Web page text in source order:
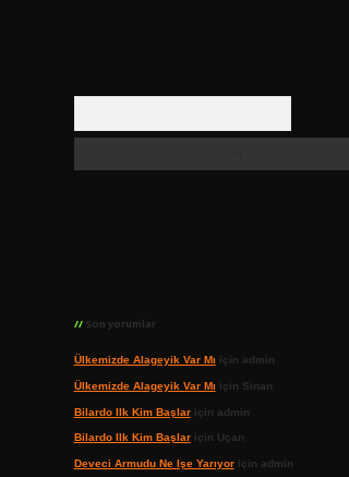
Son yorumlar
Ülkemizde Alageyik Var Mı için admin
Ülkemizde Alageyik Var Mı için Sinan
Bilardo Ilk Kim Başlariçin admin
Bilardo Ilk Kim Başlariçin Uçan
Deveci Armudu Ne Işe Yarıyoriçin admin